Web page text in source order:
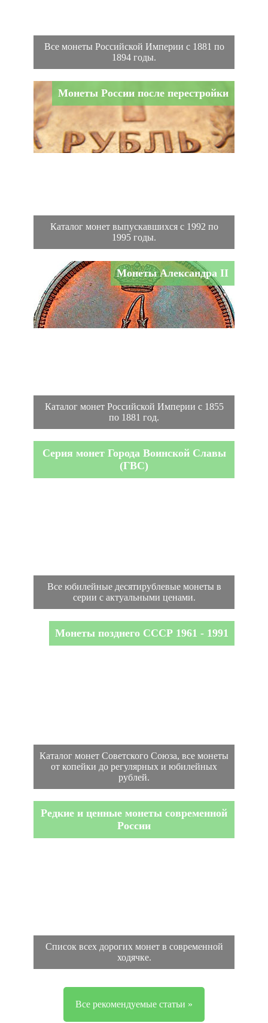
Все монеты Российской Империи с 1881 по
1894 годы.
Монеты России после перестройки
Каталог монет выпускавшихся с 1992 по
1995 годы.
Монеты Александра II
Каталог монет Российской Империи с 1855
по 1881 год.
Серия монет Города Воинской Славы
(ГВС)
Все юбилейные десятирублевые монеты в
серии с актуальными ценами.
Монеты позднего СССР 1961 - 1991
Каталог монет Советского Союза, все монеты
от копейки до регулярных и юбилейных
рублей.
Редкие и ценные монеты современной
России
Список всех дорогих монет в современной
ходячке.
Все рекомендуемые статьи »